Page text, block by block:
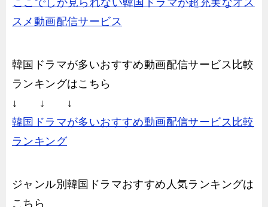
ここでしか見られない韓国ドラマが超充実なオス
スメ動画配信サービス
韓国ドラマが多いおすすめ動画配信サービス比較
ランキングはこちら
↓ ↓ ↓
韓国ドラマが多いおすすめ動画配信サービス比較
ランキング
ジャンル別韓国ドラマおすすめ人気ランキングは
こちら